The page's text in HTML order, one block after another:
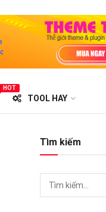
HOT
TOOL HAY
Tìm kiếm